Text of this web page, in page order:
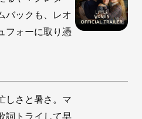
バックも、レオ
フォーに取り憑
しさと暑さ。マ
詞トライして早